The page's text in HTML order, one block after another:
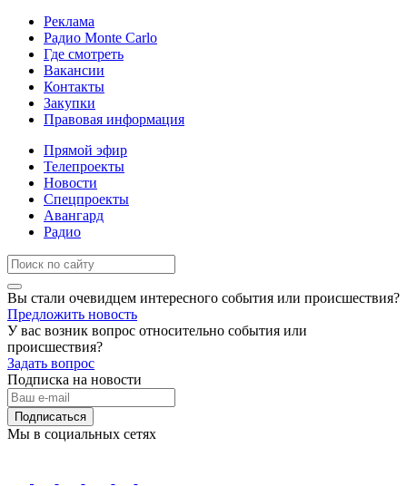
Реклама
Радио Monte Carlo
Где смотреть
Вакансии
Контакты
Закупки
Правовая информация
Прямой эфир
Телепроекты
Новости
Спецпроекты
Авангард
Радио
Вы стали очевидцем интересного события или происшествия?
Предложить новость
У вас возник вопрос относительно события или
происшествия?
Задать вопрос
Подписка на новости
Подписаться
Мы в социальных сетях